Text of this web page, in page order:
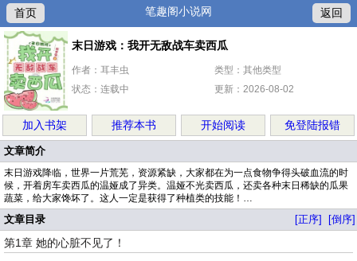
首页 笔趣阁小说网 返回
末日游戏：我开无敌战车卖西瓜
作者：耳丰虫
类型：其他类型
状态：连载中
更新：2026-08-02
加入书架 推荐本书 开始阅读 免登陆报错
文章简介
末日游戏降临，世界一片荒芜，资源紧缺，大家都在为一点食物争得头破血流的时
候，开着房车卖西瓜的温娅成了异类。温娅不光卖西瓜，还卖各种末日稀缺的瓜果
蔬菜，给大家馋坏了。这人一定是获得了种植类的技能！…
文章目录 [正序] [倒序]
第1章 她的心脏不见了！